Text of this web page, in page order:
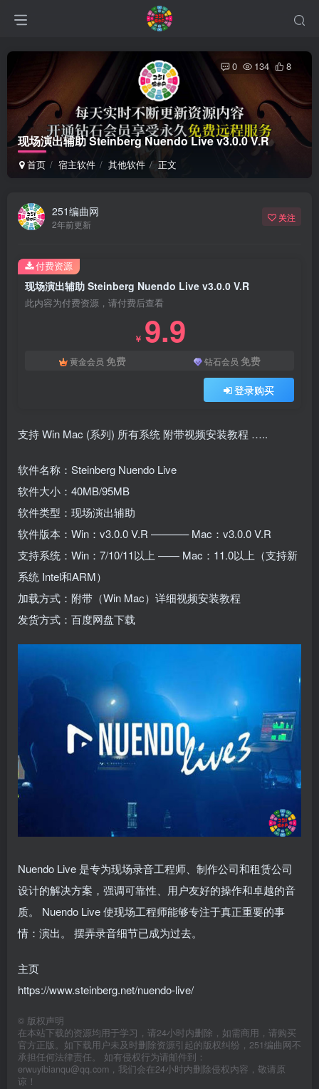
现场演出辅助 Steinberg Nuendo Live v3.0.0 V.R
首页 宿主软件 其他软件 正文
0 134 8
251编曲网
2年前更新
关注
现场演出辅助 Steinberg Nuendo Live v3.0.0 V.R
此内容为付费资源，请付费后查看
￥ 9.9
黄金会员 免费 钻石会员 免费
登录购买
付费资源
支持 Win Mac (系列) 所有系统 附带视频安装教程 …..
软件名称：Steinberg Nuendo Live
软件大小：40MB/95MB
软件类型：现场演出辅助
软件版本：Win：v3.0.0 V.R ———– Mac：v3.0.0 V.R
支持系统：Win：7/10/11以上 —— Mac：11.0以上（支持新
系统 Intel和ARM）
加载方式：附带（Win Mac）详细视频安装教程
发货方式：百度网盘下载
Nuendo Live 是专为现场录音工程师、制作公司和租赁公司
设计的解决方案，强调可靠性、用户友好的操作和卓越的音
质。 Nuendo Live 使现场工程师能够专注于真正重要的事
情：演出。 摆弄录音细节已成为过去。
主页
https://www.steinberg.net/nuendo-live/
© 版权声明
在本站下载的资源均用于学习，请24小时内删除，如需商用，请购买
官方正版。如下载用户未及时删除资源引起的版权纠纷，251编曲网不
承担任何法律责任。 如有侵权行为请邮件到：
erwuyibianqu@qq.com，我们会在24小时内删除侵权内容，敬请原
谅！